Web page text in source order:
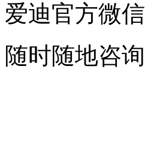
爱迪官方微信
随时随地咨询